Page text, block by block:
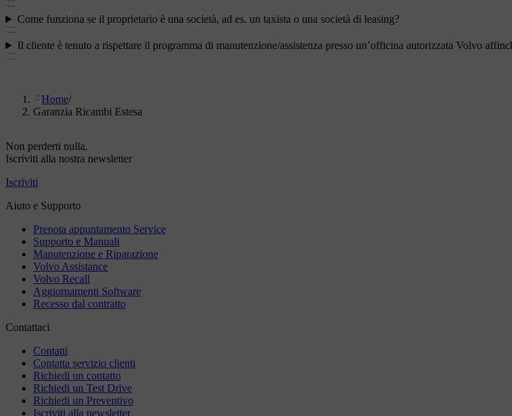
Come funziona se il proprietario è una società, ad es. un taxista o una società di leasing?
Il cliente è tenuto a rispettare il programma di manutenzione/assistenza presso un’officina autorizzata Volvo
Home/
Garanzia Ricambi Estesa